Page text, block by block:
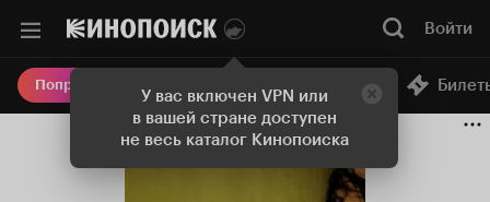
У вас включен VPN или
в вашей стране доступен
не весь каталог Кинопоиска
Войти
Попробовать Плюс Онлайн-кинотеатр